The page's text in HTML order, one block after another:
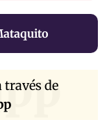
través de